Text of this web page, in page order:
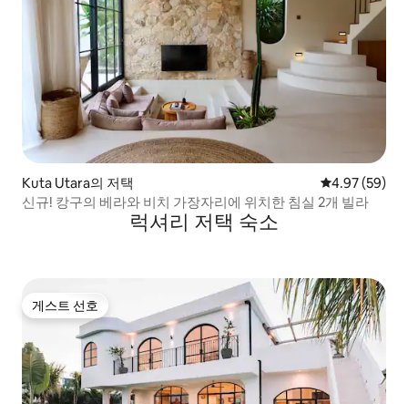
Kuta Utara의 저택 평점 4.97점(5
4.97 (59)
신규! 캉구의 베라와 비치 가장자리에 위치한 침실 2개 빌라
럭셔리 저택 숙소
게스트 선호
게스트 선호